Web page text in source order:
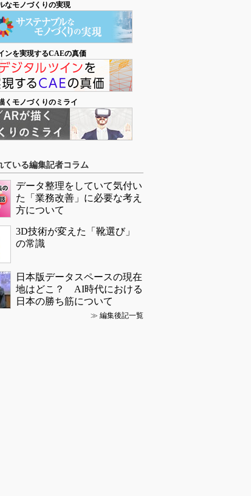
なモノづくりの実現
ンを実現するCAEの真価
くモノづくりのミライ
ている編集記者コラム
データ整理をしていて気付い
た「業務改善」に必要な考え
方について
3D技術が変えた「靴選び」
の常識
日本版データスペースの現在
地はどこ？ AI時代における
日本の勝ち筋について
≫ 編集後記一覧